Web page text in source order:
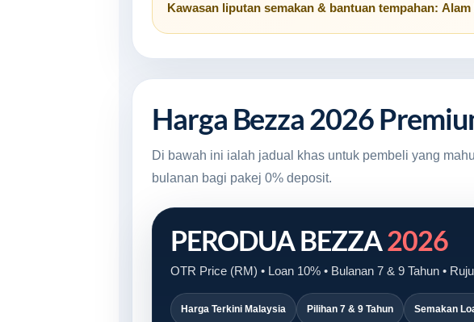
Kawasan liputan semakan & bantuan tempahan: Alam
Harga Bezza 2026
Di bawah ini ialah jadual khas untuk pembeli yang
bulanan bagi pakej 0% deposit.
PERODUA BEZZA2026
OTR Price (RM) • Loan 10% • Bulanan 7 & 9 Tahun •
Harga Terkini Malaysia Pilihan 7 & 9 Tahun Semakan